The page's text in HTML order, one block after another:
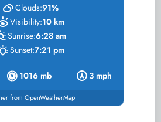
1016 mb 3 mph
Clouds:91%
Visibility:10 km
Sunrise:6:28 am
Sunset:7:21 pm
from OpenWeatherMap